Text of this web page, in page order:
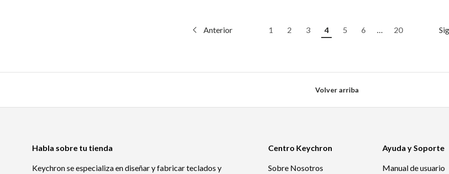
Anterior 1 2 3 4 5 6 … 20
Volver arriba
Habla sobre tu tienda
Keychron se especializa en diseñar y fabricar teclados y
Centro Keychron
Sobre Nosotros
Ayuda y Soporte
Manual de usuario